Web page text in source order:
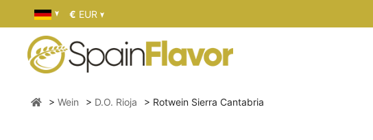
€ EUR
Wein D.O. Rioja Rotwein Sierra Cantabria